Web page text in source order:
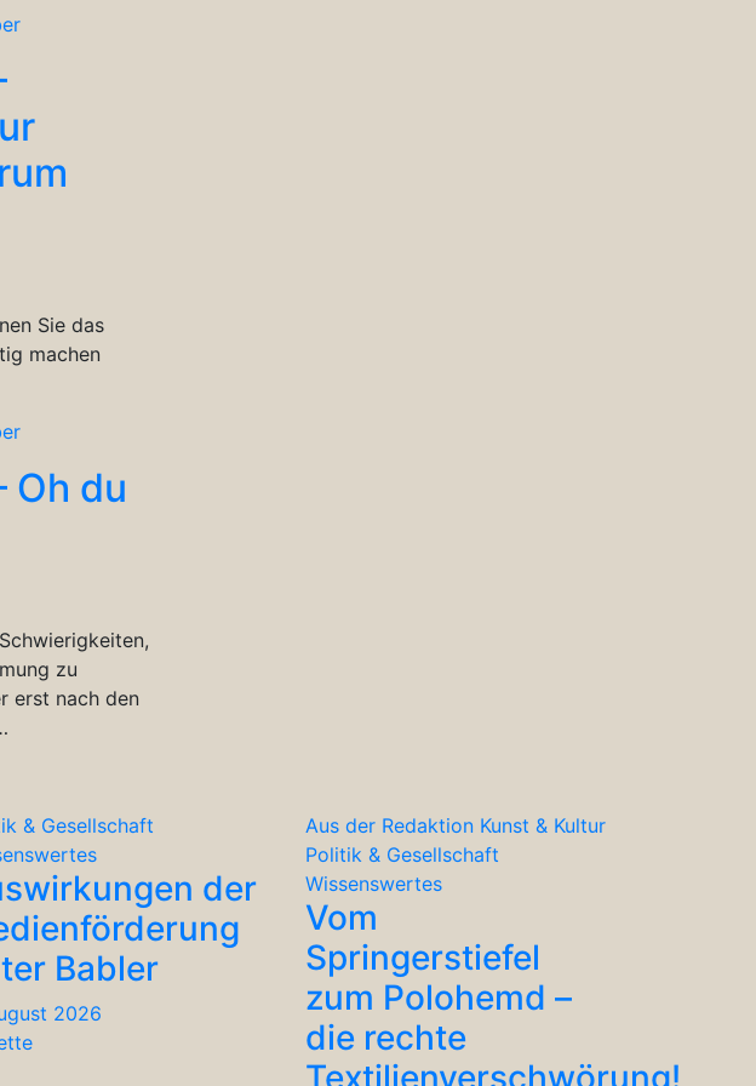
Sie das
machen
Oh du
zu
erst nach den
& Gesellschaft
der
Babler
2026
Aus der Redaktion Kunst & Kultur
Politik & Gesellschaft
Wissenswertes
Vom
Springerstiefel
zum Polohemd –
die rechte
Textilienverschwörung!